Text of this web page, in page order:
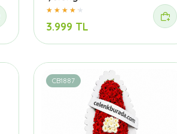
3.999 TL
CB1887